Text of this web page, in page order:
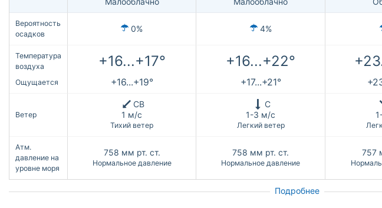
Вероятность
осадков
0% 4%
Температура
воздуха
+16...+17° +16...+22°
Ощущается +16...+19° +17...+21°
Ветер
СВ
1 м/с
Тихий ветер
С
1-3 м/с
Легкий ветер
Атм.
давление на
уровне моря
758 мм рт. ст.
Нормальное давление
758 мм рт. ст.
Нормальное давление
757
Подробнее